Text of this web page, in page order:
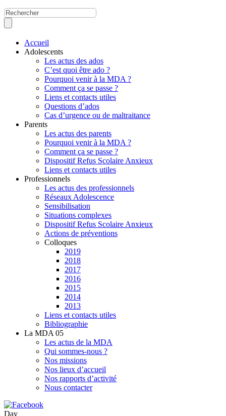
Accueil
Adolescents
Les actus des ados
C’est quoi être ado ?
Pourquoi venir à la MDA ?
Comment ça se passe ?
Liens et contacts utiles
Questions d’ados
Cas d’urgence ou de maltraitance
Parents
Les actus des parents
Pourquoi venir à la MDA ?
Comment ça se passe ?
Dispositif Refus Scolaire Anxieux
Liens et contacts utiles
Professionnels
Les actus des professionnels
Réseaux Adolescence
Sensibilisation
Situations complexes
Dispositif Refus Scolaire Anxieux
Actions de préventions
Colloques
2019
2018
2017
2016
2015
2014
2013
Liens et contacts utiles
Bibliographie
La MDA 05
Les actus de la MDA
Qui sommes-nous ?
Nos missions
Nos lieux d’accueil
Nos rapports d’activité
Nous contacter
Day